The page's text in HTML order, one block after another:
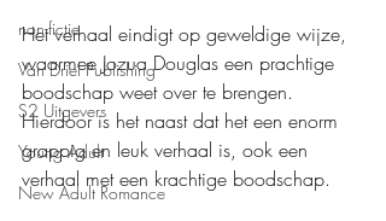
non-fictie
Van Driel Publishing
S2 Uitgevers
Young Adult
New Adult Romance
Het verhaal eindigt op geweldige wijze,
waarmee Jozua Douglas een prachtige
boodschap weet over te brengen.
Hierdoor is het naast dat het een enorm
grappig en leuk verhaal is, ook een
verhaal met een krachtige boodschap.